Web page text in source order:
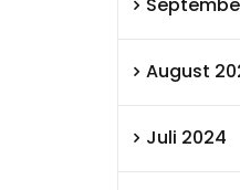
August
Juli 2024